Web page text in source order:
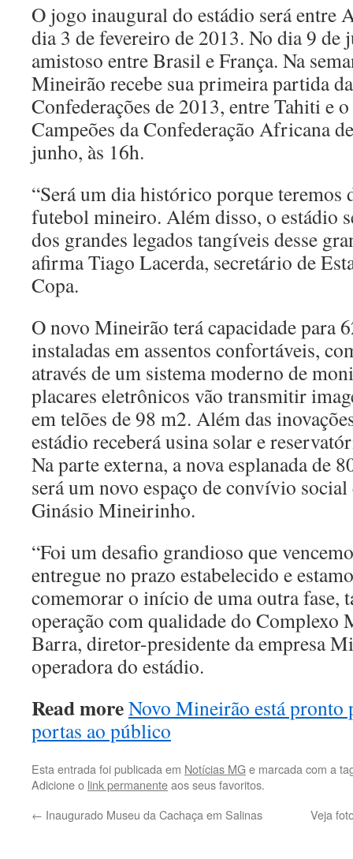
O jogo inaugural do estádio será entre
dia 3 de fevereiro de 2013. No dia 9 de
amistoso entre Brasil e França. Na
Mineirão recebe sua primeira partida
Confederações de 2013, entre Tahiti e
Campeões da Confederação Africana
junho, às 16h.
“Será um dia histórico porque teremos
futebol mineiro. Além disso, o estádio
dos grandes legados tangíveis desse
afirma Tiago Lacerda, secretário de
Copa.
O novo Mineirão terá capacidade para
instaladas em assentos confortáveis,
através de um sistema moderno de
placares eletrônicos vão transmitir
em telões de 98 m2. Além das
estádio receberá usina solar e
Na parte externa, a nova esplanada de
será um novo espaço de convívio
Ginásio Mineirinho.
“Foi um desafio grandioso que
entregue no prazo estabelecido e
comemorar o início de uma outra fase,
operação com qualidade do Complexo
Barra, diretor-presidente da empresa
operadora do estádio.
Read moreNovo Mineirão está pronto
portas ao público
Esta entrada foi publicada em Notícias MGe marcada com a
Adicione o link permanenteaos seus favoritos.
← Inaugurado Museu da Cachaça em Salinas Veja